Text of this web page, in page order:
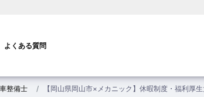
よくある質問
整備士 【岡山県岡山市×メカニック】休暇制度・福利厚